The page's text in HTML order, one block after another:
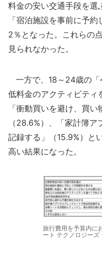
料金の安い交通手段を
「宿泊施設を事前に予
2％となった。これらの
見られなかった。
一方で、18～24歳の「
低料金のアクティビティ
「衝動買いを避け、買
（28.6%）、「家計簿
記録する」（15.9%）と
高い結果になった。
旅行費用を予算内に
ート テクノロジーズ